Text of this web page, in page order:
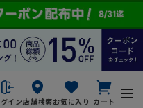
イン店舗検索お気に入り カート